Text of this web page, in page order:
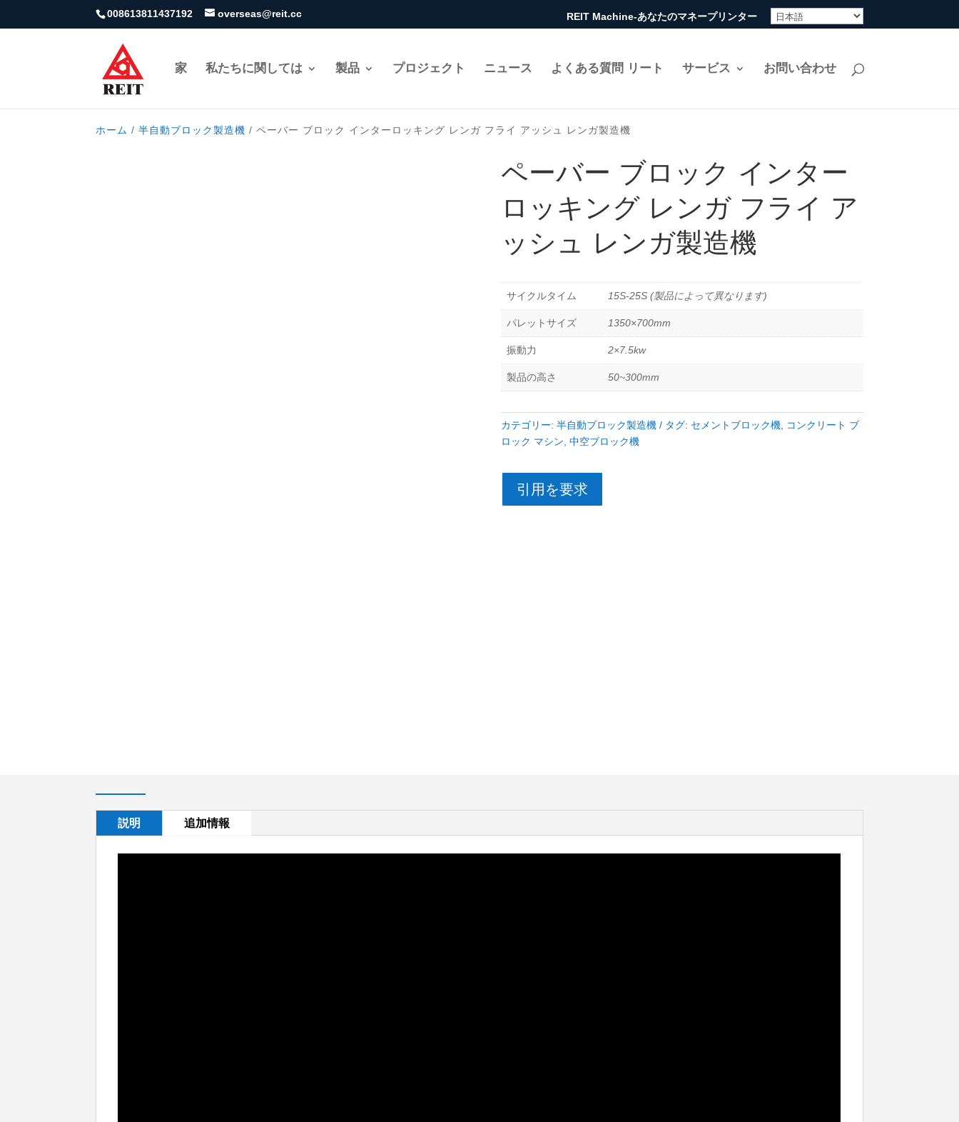
008613811437192 overseas@reit.cc REIT Machine-あなたのマネープリンター
家 私たちに関しては 製品 プロジェクト ニュース よくある質問 リート サービス お問い合わせ
ホーム /半自動ブロック製造機 / ペーバー ブロック インターロッキング レンガ フライ アッシュ レンガ製造機
ペーバー ブロック インター
ロッキング レンガ フライ ア
ッシュ レンガ製造機
サイクルタイム 15S-25S (製品によって異なります)
パレットサイズ 1350×700mm
振動力 2×7.5kw
製品の高さ 50~300mm
カテゴリー: 半自動ブロック製造機 タグ: セメントブロック機,
コンクリート ブ
ロック マシン 中空ブロック機
引用を要求
説明 追加情報